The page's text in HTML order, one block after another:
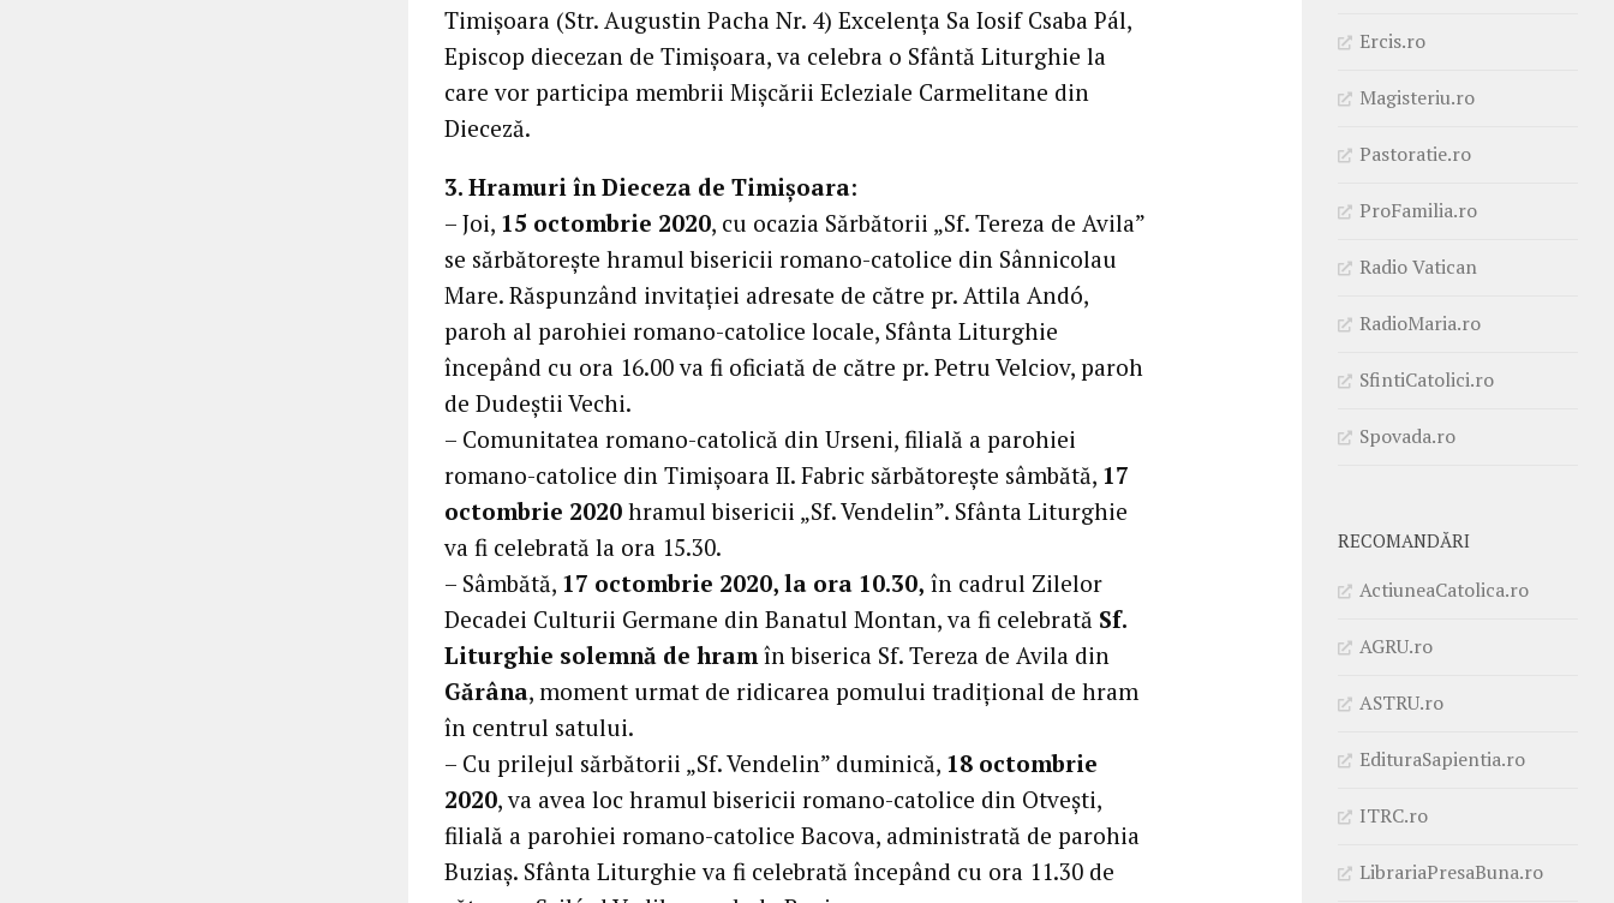
Timișoara (Str. Augustin Pacha Nr. 4) Excelența Sa Iosif Csaba Pál,
Episcop diecezan de Timișoara, va celebra o Sfântă Liturghie la
care vor participa membrii Mișcării Ecleziale Carmelitane din
Dieceză.
3. Hramuri în Dieceza de Timișoara:
– Joi, 15 octombrie 2020, cu ocazia Sărbătorii „Sf. Tereza de Avila”
se sărbătorește hramul bisericii romano-catolice din Sânnicolau
Mare. Răspunzând invitației adresate de către pr. Attila Andó,
paroh al parohiei romano-catolice locale, Sfânta Liturghie
începând cu ora 16.00 va fi oficiată de către pr. Petru Velciov, paroh
de Dudeștii Vechi.
– Comunitatea romano-catolică din Urseni, filială a parohiei
romano-catolice din Timișoara II. Fabric sărbătorește sâmbătă, 17
octombrie 2020 hramul bisericii „Sf. Vendelin”. Sfânta Liturghie
va fi celebrată la ora 15.30.
– Sâmbătă, 17 octombrie 2020, la ora 10.30, în cadrul Zilelor
Decadei Culturii Germane din Banatul Montan, va fi celebrată Sf.
Liturghie solemnă de hramîn biserica Sf. Tereza de Avila din
Gărâna, moment urmat de ridicarea pomului tradițional de hram
în centrul satului.
– Cu prilejul sărbătorii „Sf. Vendelin” duminică, 18 octombrie
2020, va avea loc hramul bisericii romano-catolice din Otvești,
filială a parohiei romano-catolice Bacova, administrată de parohia
Buziaș. Sfânta Liturghie va fi celebrată începând cu ora 11.30 de
Ercis.ro
Magisteriu.ro
Pastoratie.ro
ProFamilia.ro
Radio Vatican
RadioMaria.ro
SfintiCatolici.ro
Spovada.ro
RECOMANDĂRI
ActiuneaCatolica.ro
AGRU.ro
ASTRU.ro
EdituraSapientia.ro
ITRC.ro
LibrariaPresaBuna.ro